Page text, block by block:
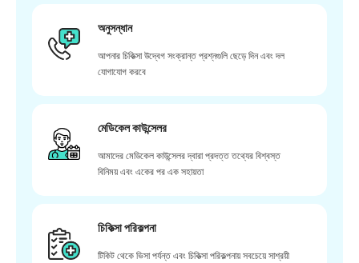
অনুসন্ধান
আপনার চিকিত্সা উদ্বেগ সংক্রান্ত প্রশ্নগুলি ছেড়ে দিন এবং দল
যোগাযোগ করবে
মেডিকেল কাউন্সেলর
আমাদের মেডিকেল কাউন্সেলর দ্বারা প্রদত্ত তথ্যের বিশ্বস্ত
বিনিময় এবং একের পর এক সহায়তা
চিকিত্সা পরিকল্পনা
টিকিট থেকে ভিসা পর্যন্ত এবং চিকিত্সা পরিকল্পনায় সবচেয়ে সাশ্রয়ী